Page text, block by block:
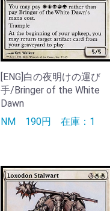
[ENG]白の夜明けの運び
手/Bringer of the White
Dawn
NM 190円在庫：1